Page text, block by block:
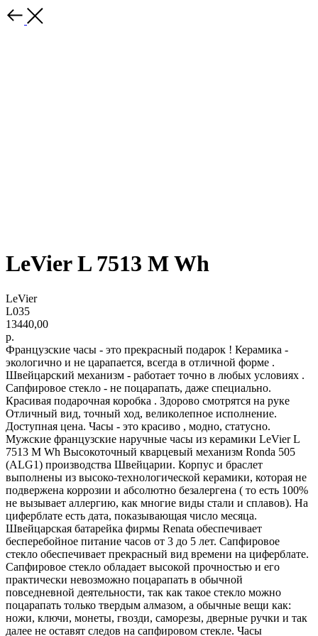
LeVier L 7513 M Wh
LeVier
L035
13440,00
р.
Французские часы - это прекрасный подарок ! Керамика -
экологично и не царапается, всегда в отличной форме .
Швейцарский механизм - работает точно в любых условиях .
Сапфировое стекло - не поцарапать, даже специально.
Красивая подарочная коробка . Здорово смотрятся на руке
Отличный вид, точный ход, великолепное исполнение.
Доступная цена. Часы - это красиво , модно, статусно.
Мужские французские наручные часы из керамики LeVier L
7513 M Wh Высокоточный кварцевый механизм Ronda 505
(ALG1) производства Швейцарии. Корпус и браслет
выполнены из высоко-технологической керамики, которая не
подвержена коррозии и абсолютно безалергена ( то есть 100%
не вызывает аллергию, как многие виды стали и сплавов). На
циферблате есть дата, показывающая число месяца.
Швейцарская батарейка фирмы Renata обеспечивает
бесперебойное питание часов от 3 до 5 лет. Сапфировое
стекло обеспечивает прекрасный вид времени на циферблате.
Сапфировое стекло обладает высокой прочностью и его
практически невозможно поцарапать в обычной
повседневной деятельности, так как такое стекло можно
поцарапать только твердым алмазом, а обычные вещи как:
ножи, ключи, монеты, гвозди, саморезы, дверные ручки и так
далее не оставят следов на сапфировом стекле. Часы